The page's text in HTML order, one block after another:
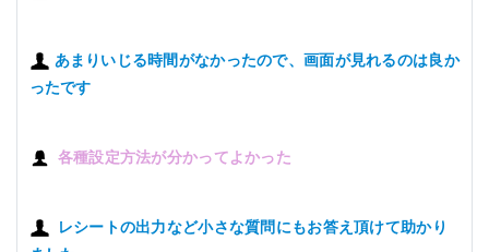
あまりいじる時間がなかったので、画面が見れるのは良か
ったです
各種設定方法が分かってよかった
レシートの出力など小さな質問にもお答え頂けて助かり